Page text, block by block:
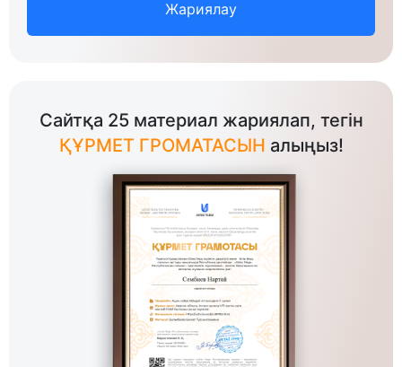
Жариялау
Сайтқа 25 материал жариялап, тегін
ҚҰРМЕТ ГРОМАТАСЫН алыңыз!